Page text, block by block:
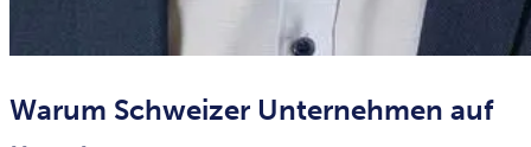
Warum Schweizer Unternehmen auf